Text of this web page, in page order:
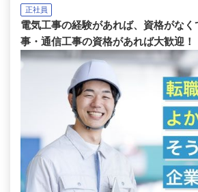
正社員
電気工事の経験があれば、資格がな
事・通信工事の資格があれば大歓迎！